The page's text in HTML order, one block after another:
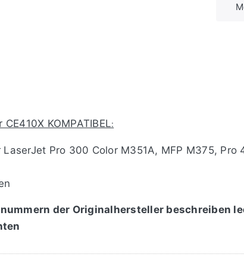
KOMPATIBEL:
LaserJet Pro 300 Color M351A, MFP M375,
der Originalhersteller beschreiben